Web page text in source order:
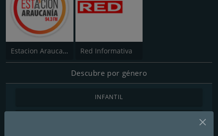
Estacion Araucanía Red Informativa
Descubre por género
INFANTIL